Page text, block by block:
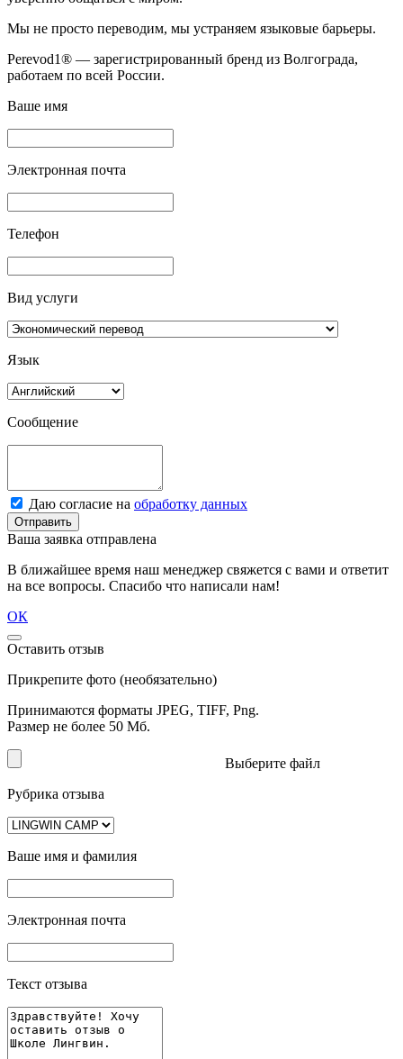
Мы не просто переводим, мы устраняем языковые барьеры.
Perevod1® — зарегистрированный бренд из Волгограда,
работаем по всей России.
Ваше имя
Электронная почта
Телефон
Вид услуги
Язык
Сообщение
Даю согласие на обработку данных
Отправить
Ваша заявка отправлена
В ближайшее время наш менеджер свяжется с вами и ответит
на все вопросы. Спасибо что написали нам!
ОК
Оставить отзыв
Прикрепите фото (необязательно)
Принимаются форматы JPEG, TIFF, Png.
Размер не более 50 Мб.
Выберите файл
Рубрика отзыва
Ваше имя и фамилия
Электронная почта
Текст отзыва